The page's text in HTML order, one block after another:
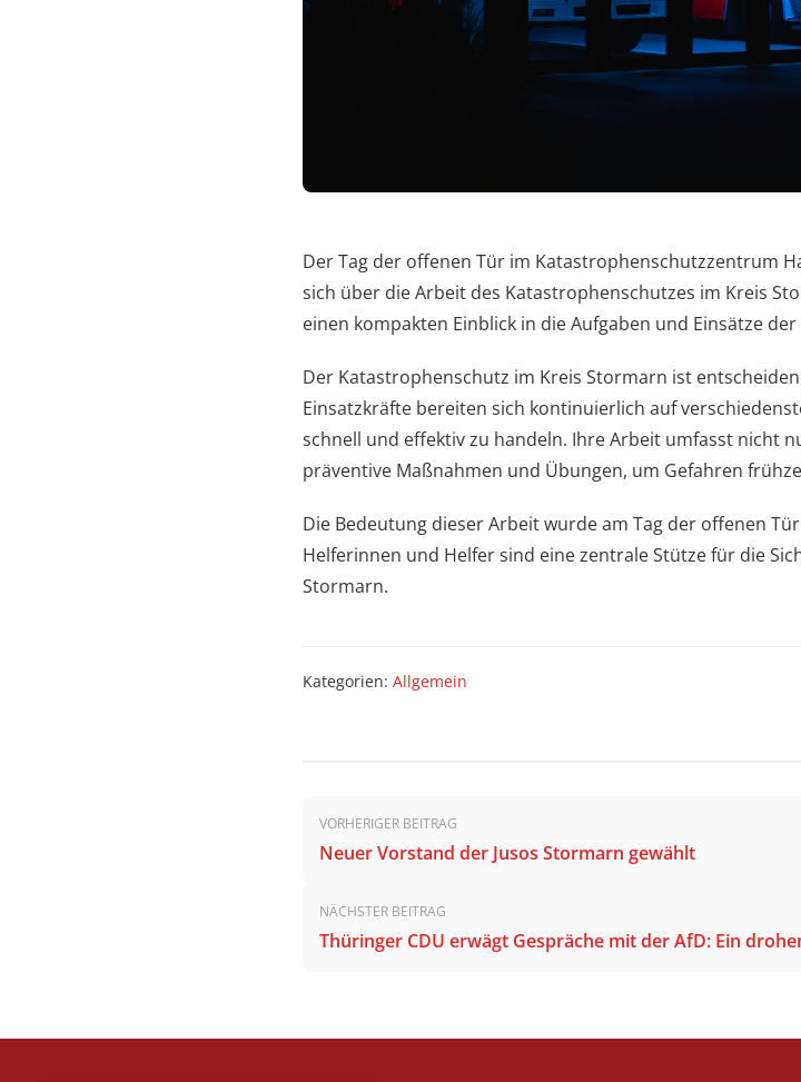
Der Tag der offenen Tür im Katastrophenschutzzentrum
sich über die Arbeit des Katastrophenschutzes im Kreis
einen kompakten Einblick in die Aufgaben und Einsätze
Der Katastrophenschutz im Kreis Stormarn ist
Einsatzkräfte bereiten sich kontinuierlich auf
schnell und effektiv zu handeln. Ihre Arbeit umfasst nicht
präventive Maßnahmen und Übungen, um Gefahren
Die Bedeutung dieser Arbeit wurde am Tag der offenen
Helferinnen und Helfer sind eine zentrale Stütze für die
Stormarn.
Kategorien: Allgemein
Beitrags-
Navigation
VORHERIGER BEITRAG
Neuer Vorstand der Jusos Stormarn gewählt
NÄCHSTER BEITRAG
Thüringer CDU erwägt Gespräche mit der AfD: Ein